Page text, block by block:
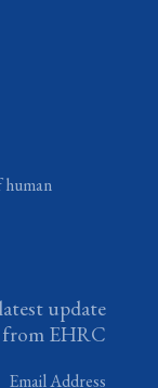
update
from EHRC
Email Address